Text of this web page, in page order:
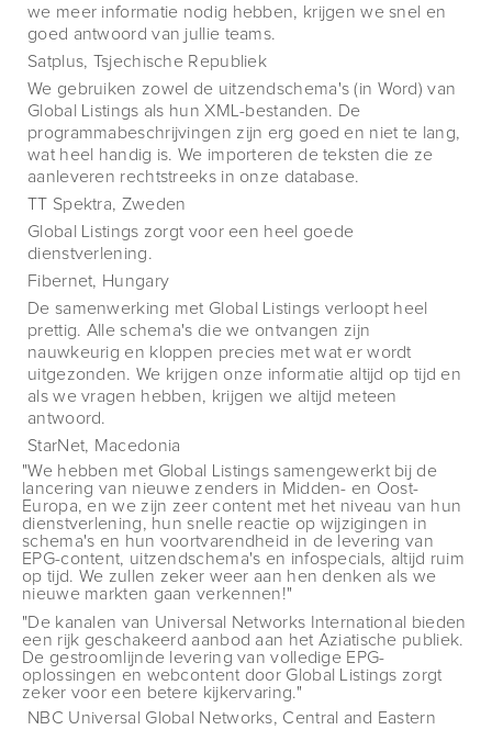
we meer informatie nodig hebben, krijgen we snel en
goed antwoord van jullie teams.
Satplus, Tsjechische Republiek
We gebruiken zowel de uitzendschema's (in Word) van
Global Listings als hun XML-bestanden. De
programmabeschrijvingen zijn erg goed en niet te lang,
wat heel handig is. We importeren de teksten die ze
aanleveren rechtstreeks in onze database.
TT Spektra, Zweden
Global Listings zorgt voor een heel goede
dienstverlening.
Fibernet, Hungary
De samenwerking met Global Listings verloopt heel
prettig. Alle schema's die we ontvangen zijn
nauwkeurig en kloppen precies met wat er wordt
uitgezonden. We krijgen onze informatie altijd op tijd en
als we vragen hebben, krijgen we altijd meteen
antwoord.
StarNet, Macedonia
"We hebben met Global Listings samengewerkt bij de
lancering van nieuwe zenders in Midden- en Oost-
Europa, en we zijn zeer content met het niveau van hun
dienstverlening, hun snelle reactie op wijzigingen in
schema's en hun voortvarendheid in de levering van
EPG-content, uitzendschema's en infospecials, altijd ruim
op tijd. We zullen zeker weer aan hen denken als we
nieuwe markten gaan verkennen!"
"De kanalen van Universal Networks International bieden
een rijk geschakeerd aanbod aan het Aziatische publiek.
De gestroomlijnde levering van volledige EPG-
oplossingen en webcontent door Global Listings zorgt
zeker voor een betere kijkervaring."
NBC Universal Global Networks, Central and Eastern